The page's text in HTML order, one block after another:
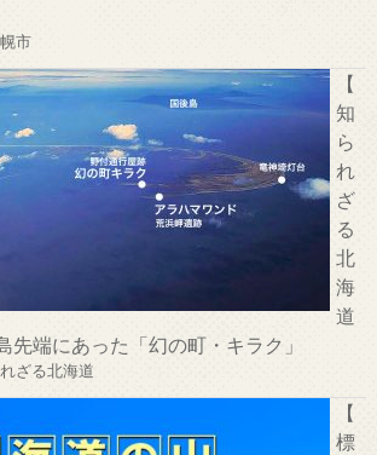
市
【
知
ら
れ
ざ
る
北
海
道
端にあった「幻の町・キラク」
ざる北海道
【
標